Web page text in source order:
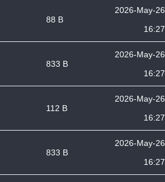
88 B
2026-May-26
16:27
833 B
2026-May-26
16:27
112 B
2026-May-26
16:27
833 B
2026-May-26
16:27